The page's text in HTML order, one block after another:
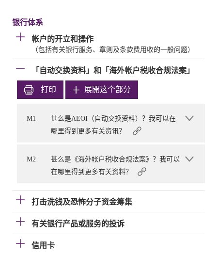
银行体系
帐户的开立和操作
（包括有关银行服务、章则及条款费用收的一般问题）
「自动交换资料」和「海外帐户税收合规法案」
打印 展開这个部分
M1
甚么是AEOI（自动交换资料）？我可以在
哪里得到更多有关资讯？
M2
甚么是《海外帐户税收合规法案》？我可以
在哪里得到更多有关资料？
打击洗钱及恐怖分子资金筹集
有关银行产品或服务的投诉
信用卡